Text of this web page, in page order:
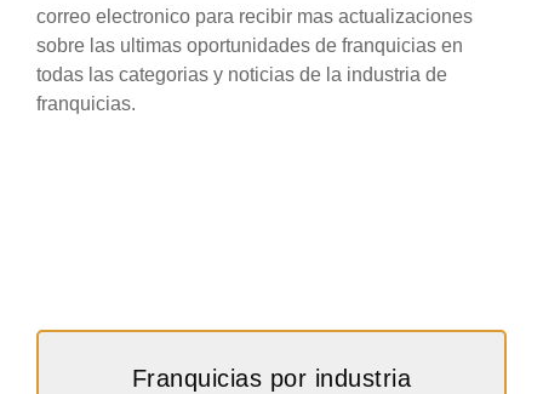
correo electronico para recibir mas actualizaciones
sobre las ultimas oportunidades de franquicias en
todas las categorias y noticias de la industria de
franquicias.
Franquicias por industria